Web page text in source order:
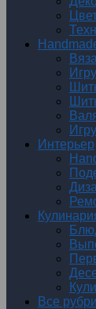
Интерьер
Все